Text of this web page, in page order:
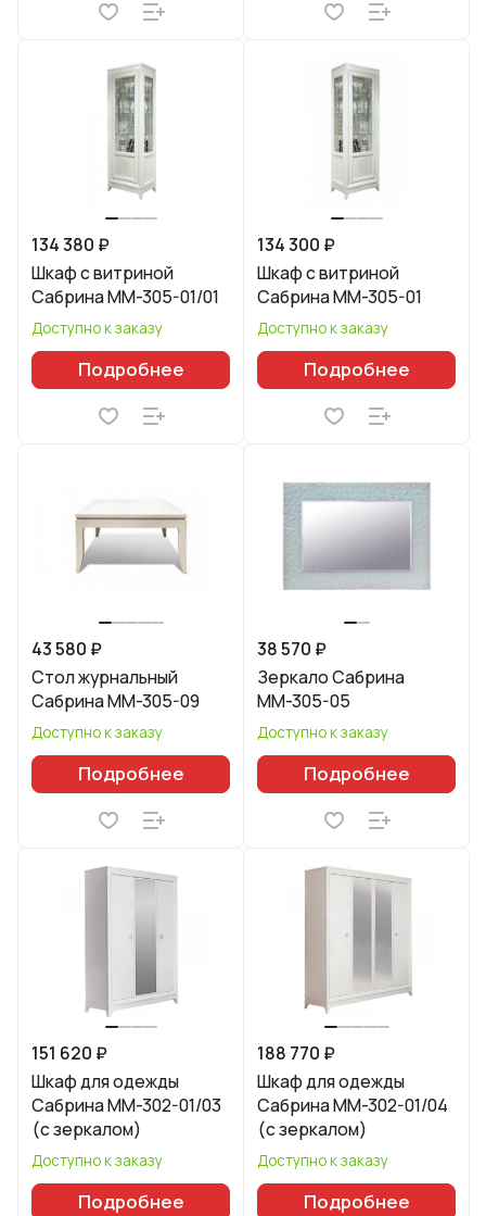
134 380 ₽
Шкаф с витриной
Сабрина ММ-305-01/01
Доступно к заказу
Подробнее
134 300 ₽
Шкаф с витриной
Сабрина ММ-305-01
Доступно к заказу
Подробнее
43 580 ₽
Стол журнальный
Сабрина ММ-305-09
Доступно к заказу
Подробнее
38 570 ₽
Зеркало Сабрина
ММ-305-05
Доступно к заказу
Подробнее
151 620 ₽
Шкаф для одежды
Сабрина ММ-302-01/03
(с зеркалом)
Доступно к заказу
Подробнее
188 770 ₽
Шкаф для одежды
Сабрина ММ-302-01/04
(с зеркалом)
Доступно к заказу
Подробнее